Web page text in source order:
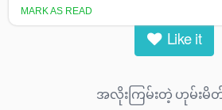
Like it
အလိုးကြမ်းတဲ့ ဟုမ်း